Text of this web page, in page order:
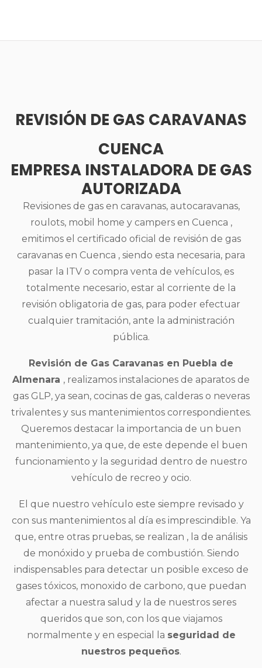
REVISIÓN DE GAS CARAVANAS
CUENCA
EMPRESA INSTALADORA DE GAS
AUTORIZADA
Revisiones de gas en caravanas, autocaravanas,
roulots, mobil home y campers en Cuenca ,
emitimos el certificado oficial de revisión de gas
caravanas en Cuenca , siendo esta necesaria, para
pasar la ITV o compra venta de vehículos, es
totalmente necesario, estar al corriente de la
revisión obligatoria de gas, para poder efectuar
cualquier tramitación, ante la administración
pública.
Revisión de Gas Caravanas en Puebla de
Almenara , realizamos instalaciones de aparatos de
gas GLP, ya sean, cocinas de gas, calderas o neveras
trivalentes y sus mantenimientos correspondientes.
Queremos destacar la importancia de un buen
mantenimiento, ya que, de este depende el buen
funcionamiento y la seguridad dentro de nuestro
vehículo de recreo y ocio.
El que nuestro vehículo este siempre revisado y
con sus mantenimientos al día es imprescindible. Ya
que, entre otras pruebas, se realizan , la de análisis
de monóxido y prueba de combustión. Siendo
indispensables para detectar un posible exceso de
gases tóxicos, monoxido de carbono, que puedan
afectar a nuestra salud y la de nuestros seres
queridos que son, con los que viajamos
normalmente y en especial la seguridad de
nuestros pequeños.